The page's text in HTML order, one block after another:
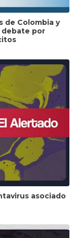
de Colombia y
debate por
asociado